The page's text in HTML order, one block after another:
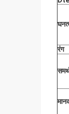
रंग